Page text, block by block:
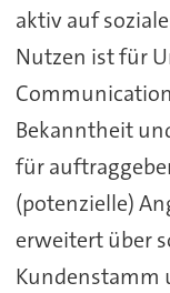
aktiv auf
Nutzen ist für
Bekanntheit
für
(potenzielle)
erweitert über
Kundenstamm